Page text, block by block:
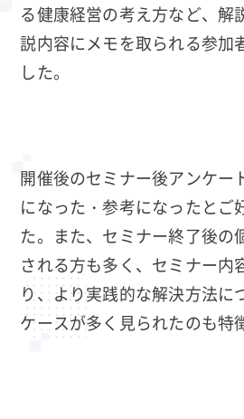
る健康経営の考え方など、解
説内容にメモを取られる参加
した。
開催後のセミナー後アンケー
になった・参考になったとご
た。また、セミナー終了後の
される方も多く、セミナー内
り、より実践的な解決方法に
ケースが多く見られたのも特